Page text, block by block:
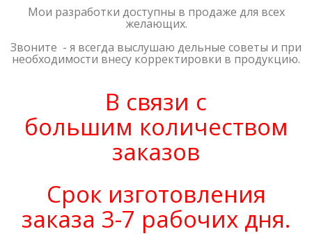
Мои разработки доступны в продаже для всех
желающих.
Звоните - я всегда выслушаю дельные советы и при
необходимости внесу корректировки в продукцию.
В связи с
большим количеством
заказов
Срок изготовления
заказа 3-7 рабочих дня.